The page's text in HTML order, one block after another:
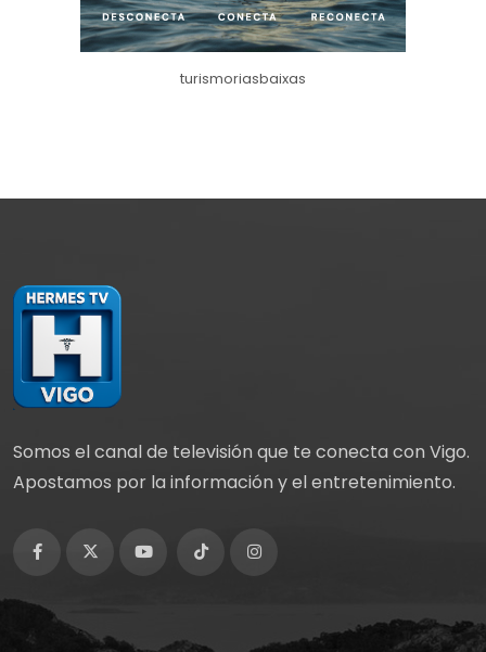
turismoriasbaixas
Somos el canal de televisión que te conecta con Vigo.
Apostamos por la información y el entretenimiento.